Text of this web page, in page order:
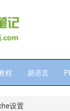
程 易语言
设置